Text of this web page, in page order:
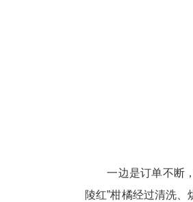
口地区特色
价值6.2亿元
兹别克斯坦
10月24日，
团、俄罗斯